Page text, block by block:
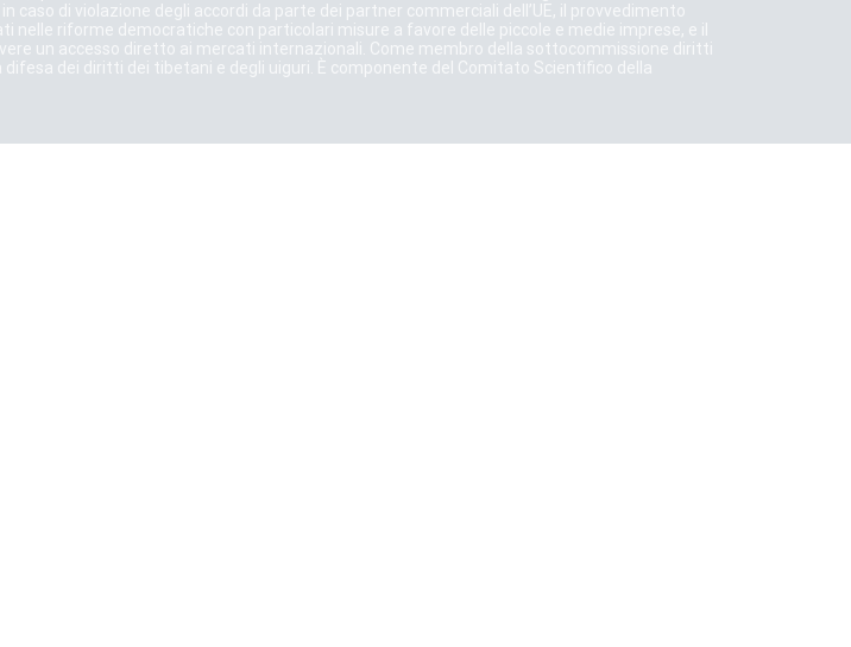
caso di violazione degli accordi da parte dei partner commerciali dell’UE, il provvedimento
nelle riforme democratiche con particolari misure a favore delle piccole e medie imprese, e il
un accesso diretto ai mercati internazionali. Come membro della sottocommissione diritti
dei diritti dei tibetani e degli uiguri. È componente del Comitato Scientifico della